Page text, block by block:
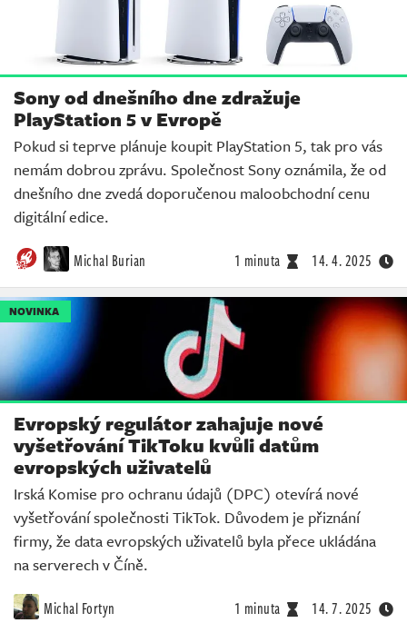
Sony od dnešního dne zdražuje
PlayStation 5 v Evropě
Pokud si teprve plánuje koupit PlayStation 5, tak pro vás
nemám dobrou zprávu. Společnost Sony oznámila, že od
dnešního dne zvedá doporučenou maloobchodní cenu
digitální edice.
Michal Burian 1 minuta 14. 4. 2025
NOVINKA
Evropský regulátor zahajuje nové
vyšetřování TikToku kvůli datům
evropských uživatelů
Irská Komise pro ochranu údajů (DPC) otevírá nové
vyšetřování společnosti TikTok. Důvodem je přiznání
firmy, že data evropských uživatelů byla přece ukládána
na serverech v Číně.
Michal Fortyn 1 minuta 14. 7. 2025